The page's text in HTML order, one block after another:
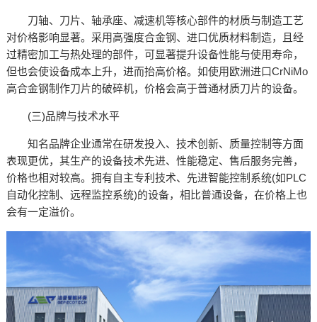
刀轴、刀片、轴承座、减速机等核心部件的材质与制造工艺
对价格影响显著。采用高强度合金钢、进口优质材料制造，且经
过精密加工与热处理的部件，可显著提升设备性能与使用寿命，
但也会使设备成本上升，进而抬高价格。如使用欧洲进口CrNiMo
高合金钢制作刀片的破碎机，价格会高于普通材质刀片的设备。​
(三)品牌与技术水平​
知名品牌企业通常在研发投入、技术创新、质量控制等方面
表现更优，其生产的设备技术先进、性能稳定、售后服务完善，
价格也相对较高。拥有自主专利技术、先进智能控制系统(如PLC
自动化控制、远程监控系统)的设备，相比普通设备，在价格上也
会有一定溢价。​